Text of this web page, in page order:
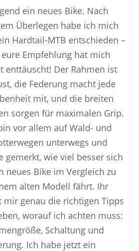
ein neues Bike. Nach
Überlegen habe ich mich
Hardtail-MTB entschieden –
Empfehlung hat mich
enttäuscht! Der Rahmen ist
die Federung macht jede
mit, und die breiten
sorgen für maximalen Grip.
vor allem auf Wald- und
unterwegs und
gemerkt, wie viel besser sich
neues Bike im Vergleich zu
alten Modell fährt. Ihr
mir genau die richtigen Tipps
worauf ich achten muss:
Schaltung und
Ich habe jetzt ein